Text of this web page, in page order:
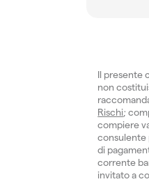
Il presente
non
Rischi;
compiere
consulente
di
corrente
invitato a